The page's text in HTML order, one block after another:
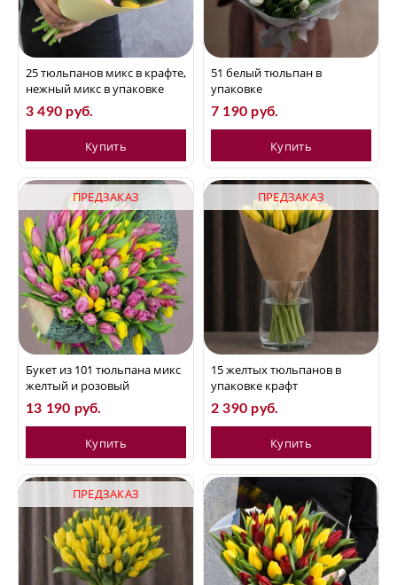
25 тюльпанов микс в крафте,
нежный микс в упаковке
3 490 руб.
Купить
51 белый тюльпан в
упаковке
7 190 руб.
Купить
ПРЕДЗАКАЗ
Букет из 101 тюльпана микс
желтый и розовый
13 190 руб.
Купить
ПРЕДЗАКАЗ
15 желтых тюльпанов в
упаковке крафт
2 390 руб.
Купить
ПРЕДЗАКАЗ